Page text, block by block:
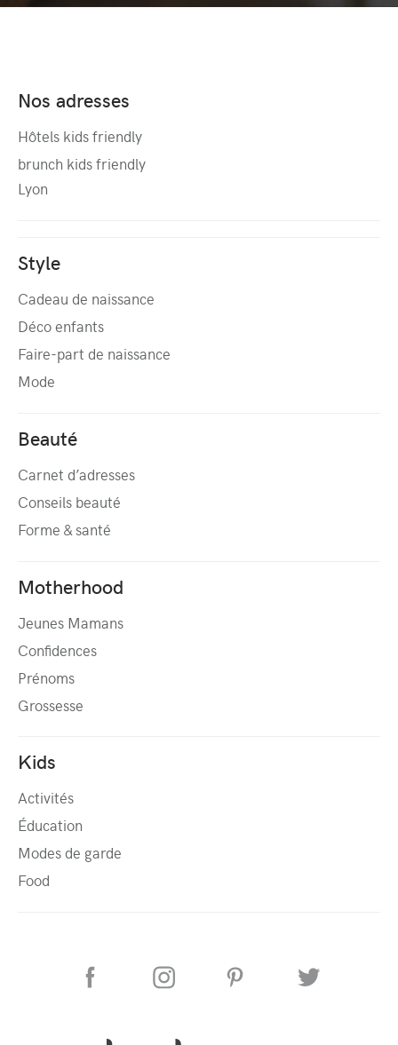
Nos adresses
Hôtels kids friendly
brunch kids friendly
Lyon
Style
Cadeau de naissance
Déco enfants
Faire-part de naissance
Mode
Beauté
Carnet d’adresses
Conseils beauté
Forme & santé
Motherhood
Jeunes Mamans
Confidences
Prénoms
Grossesse
Kids
Activités
Éducation
Modes de garde
Food